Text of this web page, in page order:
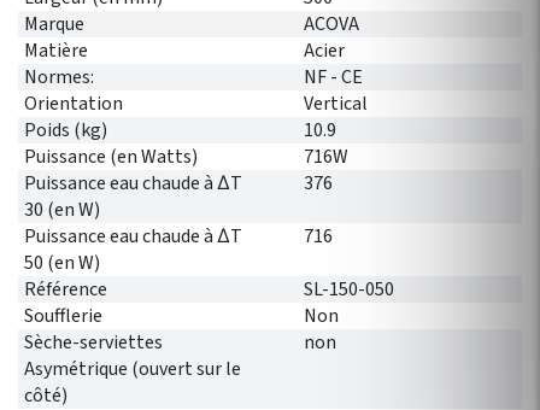
Marque
ACOVA
Matière
Acier
Normes:
NF - CE
Orientation
Vertical
Poids (kg)
10.9
Puissance (en Watts)
716W
Puissance eau chaude à ∆T
30 (en W)
376
Puissance eau chaude à ∆T
50 (en W)
716
Référence
SL-150-050
Soufflerie
Non
Sèche-serviettes
Asymétrique (ouvert sur le
côté)
non